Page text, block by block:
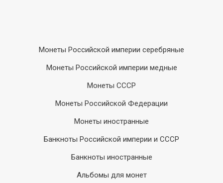
Монеты Российской империи серебряные
Монеты Российской империи медные
Монеты СССР
Монеты Российской Федерации
Монеты иностранные
Банкноты Российской империи и СССР
Банкноты иностранные
Альбомы для монет